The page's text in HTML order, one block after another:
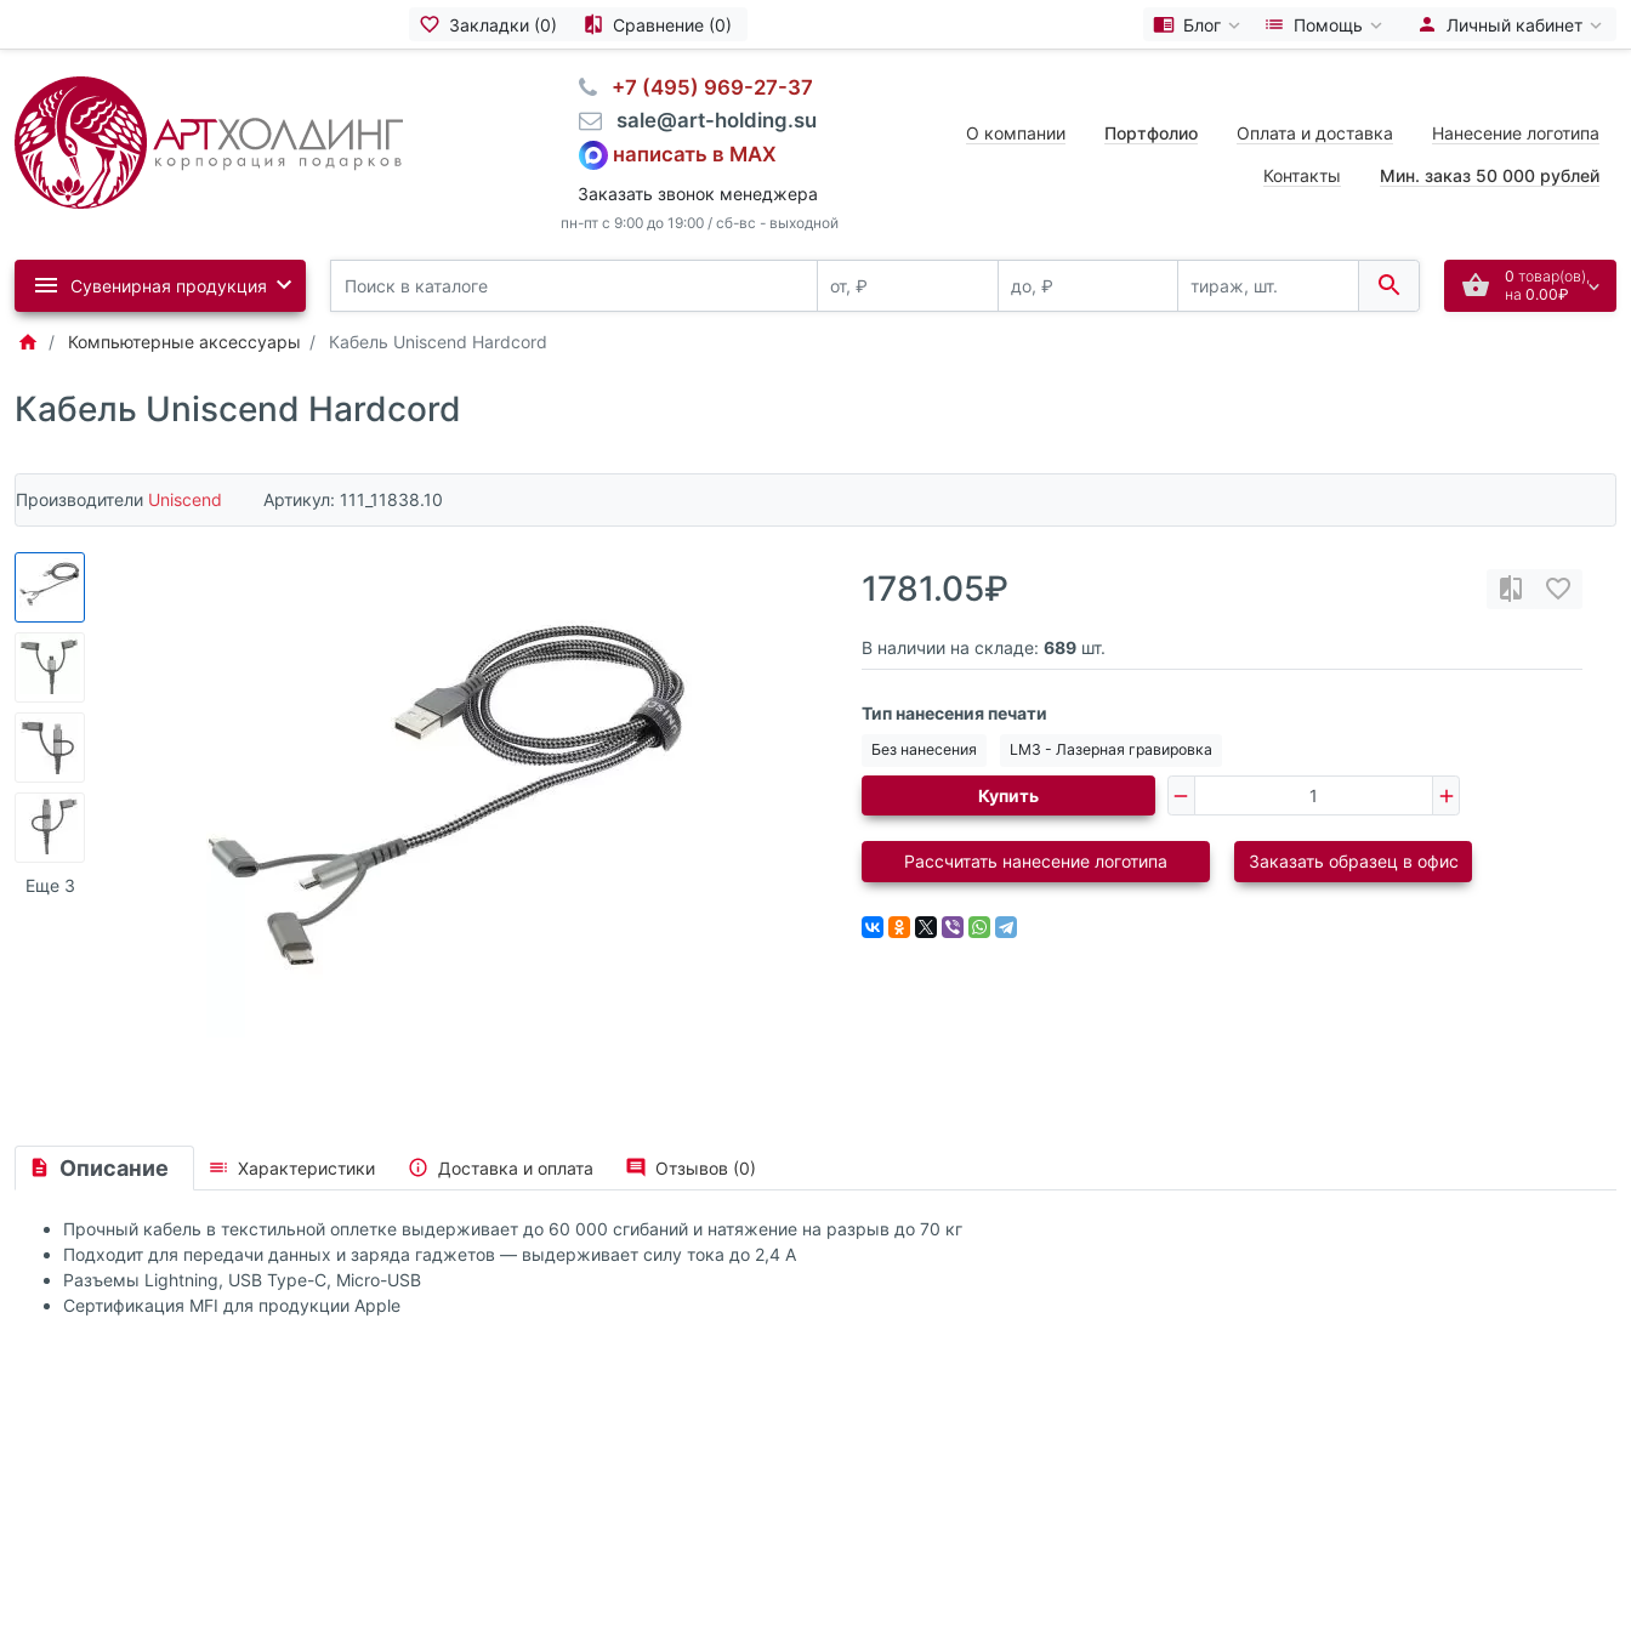
Закладки (0) Сравнение (0) Блог Помощь Личный кабинет
⠀+7 (495) 969-27-37
⠀sale@art-holding.su
написать в MAX
Заказать звонок менеджера
пн-пт с 9:00 до 19:00 / сб-вс - выходной
О компании Портфолио Оплата и доставка Нанесение логотипа
Контакты Мин. заказ 50 000 рублей
0 товар(ов),
на 0.00₽
Сувенирная продукция
Компьютерные аксессуары Кабель Uniscend Hardcord
Кабель Uniscend Hardcord
Производители Uniscend Артикул: 111_11838.10
Еще 3
1781.05₽
В наличии на складе: 689 шт.
Тип нанесения печати
Без нанесения LM3 - Лазерная гравировка
Купить
Рассчитать нанесение логотипа Заказать образец в офис
Описание Характеристики Доставка и оплата Отзывов (0)
Прочный кабель в текстильной оплетке выдерживает до 60 000 сгибаний и натяжение на разрыв до 70 кг
Подходит для передачи данных и заряда гаджетов — выдерживает силу тока до 2,4 А
Разъемы Lightning, USB Type-C, Micro-USB
Сертификация MFI для продукции Apple